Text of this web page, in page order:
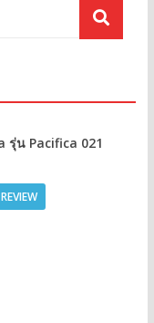
รุ่น Pacifica 021